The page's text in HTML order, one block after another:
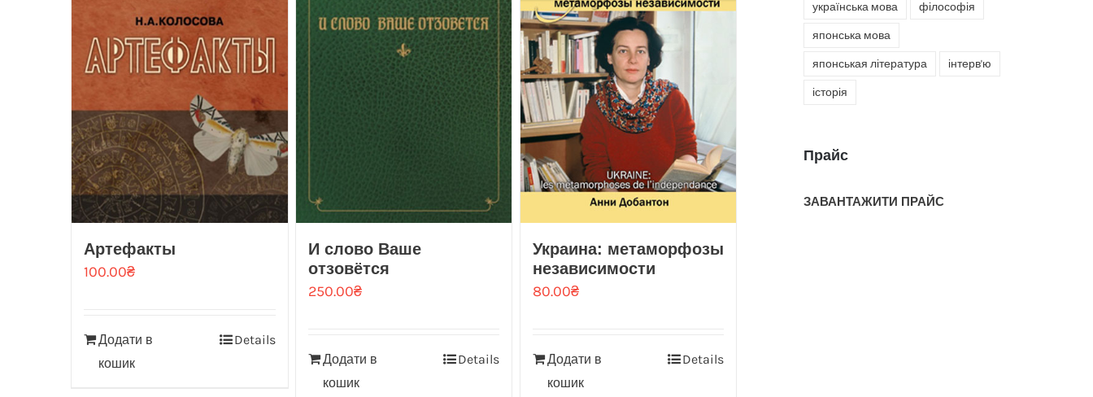
Артефакты
100.00₴
Додати в
кошик
Details
И слово Ваше
отзовётся
250.00₴
Додати в
кошик
Details
Украина: метаморфозы
независимости
80.00₴
Додати в
кошик
Details
українська мова філософія
японська мова
японськая література інтерв'ю
історія
Прайс
ЗАВАНТАЖИТИ ПРАЙС